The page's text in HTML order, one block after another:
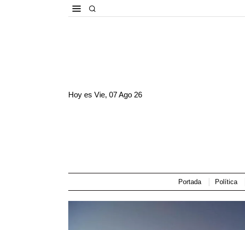
Hoy esVie, 07 Ago 26
Portada Política